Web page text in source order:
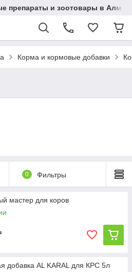
препараты и зоотовары в
Корма и кормовые добавки
0 Фильтры
мастер для коров
добавка AL KARAL для КРС 5л